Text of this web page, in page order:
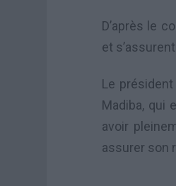
D’après le
et
Le
Madiba, qui
avoir
assurer son